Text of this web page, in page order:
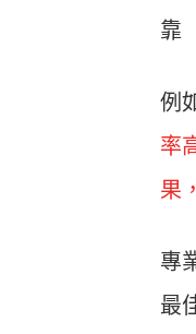
靠
例
率
果
專
最